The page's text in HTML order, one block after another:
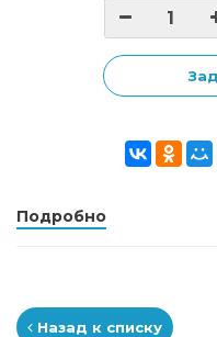
Подробно
Назад к списку